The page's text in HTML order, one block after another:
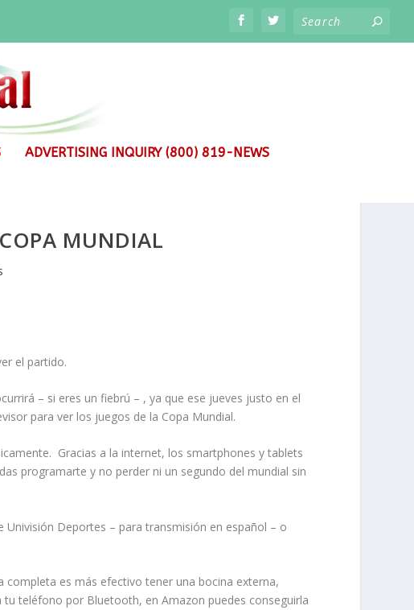
ADVERTISING INQUIRY (800) 819-NEWS
MUNDIAL
el partido.
– si eres un fiebrú – , ya que ese jueves justo en el
para ver los juegos de la Copa Mundial.
Gracias a la internet, los smartphones y tablets
programarte y no perder ni un segundo del mundial sin
Univisión Deportes – para transmisión en español – o
es más efectivo tener una bocina externa,
teléfono por Bluetooth, en Amazon puedes conseguirla